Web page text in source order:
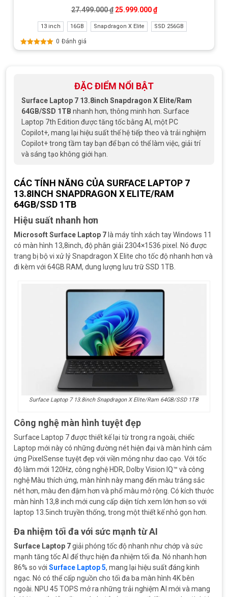
27.499.000₫ Giá gốc là: 27.499.000 ₫.
25.999.000₫Giá hiện tại là:
13 inch 16GB Snapdragon X Elite SSD 256GB
Được xếp
0 Đánh giá
ĐẶC ĐIỂM NỔI BẬT
Surface Laptop 7 13.8inch Snapdragon X Elite/Ram
64GB/SSD 1TB nhanh hơn, thông minh hơn. Surface
Laptop 7th Edition được tăng tốc bằng AI, một PC
Copilot+, mang lại hiệu suất thế hệ tiếp theo và trải nghiệm
Copilot+ trong tầm tay bạn để bạn có thể làm việc, giải trí
và sáng tạo không giới hạn.
CÁC TÍNH NĂNG CỦA SURFACE LAPTOP 7
13.8INCH SNAPDRAGON X ELITE/RAM
64GB/SSD 1TB
Hiệu suất nhanh hơn
Microsoft Surface Laptop 7 là máy tính xách tay Windows 11
có màn hình 13,8inch, độ phân giải 2304×1536 pixel. Nó được
trang bị bộ vi xử lý Snapdragon X Elite cho tốc độ nhanh hơn và
đi kèm với 64GB RAM, dung lượng lưu trữ SSD 1TB.
Surface Laptop 7 13.8inch Snapdragon X Elite/Ram 64GB/SSD 1TB
Công nghệ màn hình tuyệt đẹp
Surface Laptop 7 được thiết kế lại từ trong ra ngoài, chiếc
Laptop mới này có những đường nét hiện đại và màn hình cảm
ứng PixelSense tuyệt đẹp với viền mỏng như dao cạo. Với tốc
độ làm mới 120Hz, công nghệ HDR, Dolby Vision IQ™ và công
nghệ Màu thích ứng, màn hình này mang đến màu trắng sắc
nét hơn, màu đen đậm hơn và phổ màu mở rộng. Có kích thước
màn hình 13,8 inch mới cung cấp diện tích xem lớn hơn so với
laptop 13.5inch truyền thống, trong một thiết kế nhỏ gọn hơn.
Đa nhiệm tối đa với sức mạnh từ AI
Surface Laptop 7giải phóng tốc độ nhanh như chớp và sức
mạnh tăng tốc AI để thực hiện đa nhiệm tối đa. Nó nhanh hơn
86% so với Surface Laptop 5, mang lại hiệu suất đáng kinh
ngạc. Nó có thể cấp nguồn cho tối đa ba màn hình 4K bên
ngoài. NPU 45 TOPS mở ra những trải nghiệm AI mới và mang